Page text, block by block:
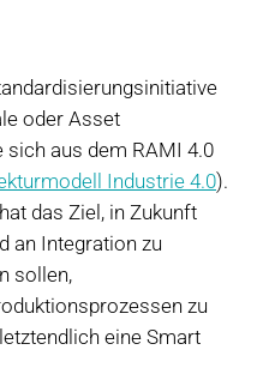
oder Asset
aus dem RAMI 4.0
Industrie 4.0).
das Ziel, in Zukunft
an Integration zu
sollen,
zu
eine Smart